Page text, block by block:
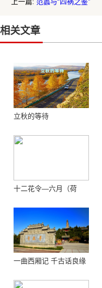
相关文章
立秋的等待
十二花令—六月（荷
一曲西厢记 千古话良缘